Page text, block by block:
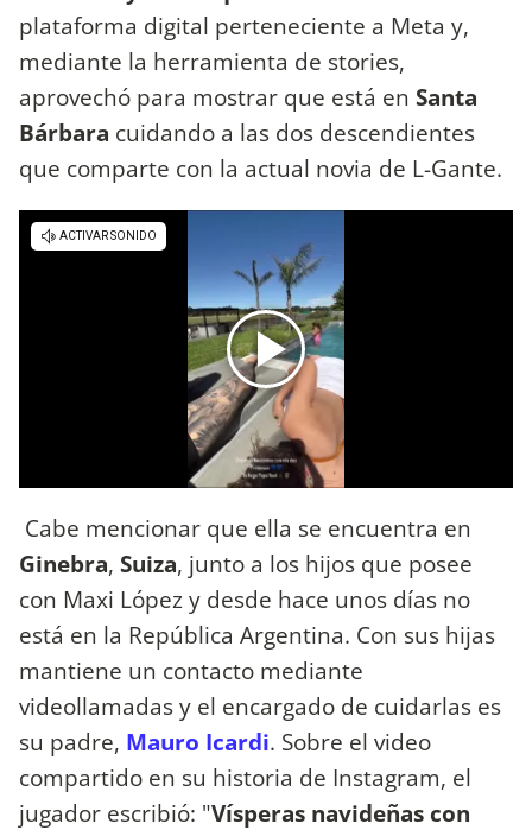
plataforma digital perteneciente a Meta y,
mediante la herramienta de stories,
aprovechó para mostrar que está en Santa
Bárbara cuidando a las dos descendientes
que comparte con la actual novia de L-Gante.
Cabe mencionar que ella se encuentra en
Ginebra, Suiza, junto a los hijos que posee
con Maxi López y desde hace unos días no
está en la República Argentina. Con sus hijas
mantiene un contacto mediante
videollamadas y el encargado de cuidarlas es
su padre, Mauro Icardi. Sobre el video
compartido en su historia de Instagram, el
jugador escribió: "Vísperas navideñas con